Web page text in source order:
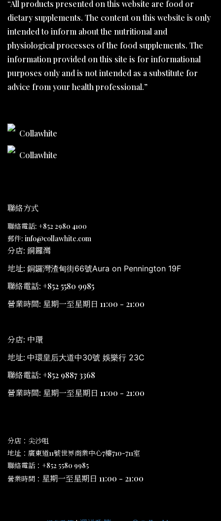
“All products presented on this website are food or
dietary supplements. The content on this website is only
intended to inform about the nutritional and
physiological processes of the food supplements. The
information provided on this site is for informational
purposes only and is not intended as a substitute for
advice from your health professional.”
Collawhite
Collawhite
聯絡方式
聯絡電話: +852 2980 4100
郵件: info@collawhite.com
分店: 銅鑼灣
地址: 銅鑼灣渣甸街66號Aura on Pennington 19F
聯絡電話: +852 5580 9985
營業時間: 星期一至星期日 11:00 - 21:00
分店: 中環
地址: 中環皇后大道中30號 娛樂行 23C
聯絡電話: +852 9887 3368
營業時間: 星期一至星期日 11:00 - 21:00
分店：尖沙咀
地址：廣東道11號世界商業中心7樓710-711室
聯絡電話：+852 5580 9985
營業時間： 星期一至星期日 11:00 - 21:00